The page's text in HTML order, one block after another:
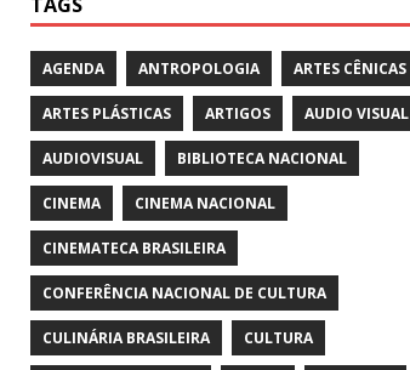
AGENDA ANTROPOLOGIA ARTES CÊNICAS
ARTES PLÁSTICAS ARTIGOS AUDIO VISUAL
AUDIOVISUAL BIBLIOTECA NACIONAL
CINEMA CINEMA NACIONAL
CINEMATECA BRASILEIRA
CONFERÊNCIA NACIONAL DE CULTURA
CULINÁRIA BRASILEIRA CULTURA